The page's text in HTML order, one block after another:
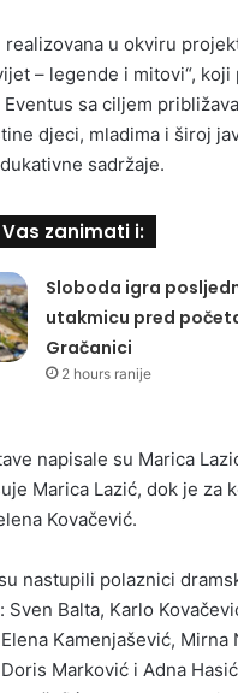
realizovana u okviru
– legende i mitovi“, koji
Eventus sa ciljem
djeci, mladima i široj
sadržaje.
Vas zanimati i:
Sloboda igra
utakmicu pred
Gračanici
2 hours ranije
napisale su Marica
Marica Lazić, dok je za
Kovačević.
nastupili polaznici
Sven Balta, Karlo
Kamenjašević, Mirna
Marković i Adna